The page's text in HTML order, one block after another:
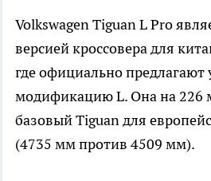
Volkswagen Tiguan L Pro
версией кроссовера для
где официально
модификацию L. Она на 226
базовый Tiguan для
(4735 мм против 4509 мм).